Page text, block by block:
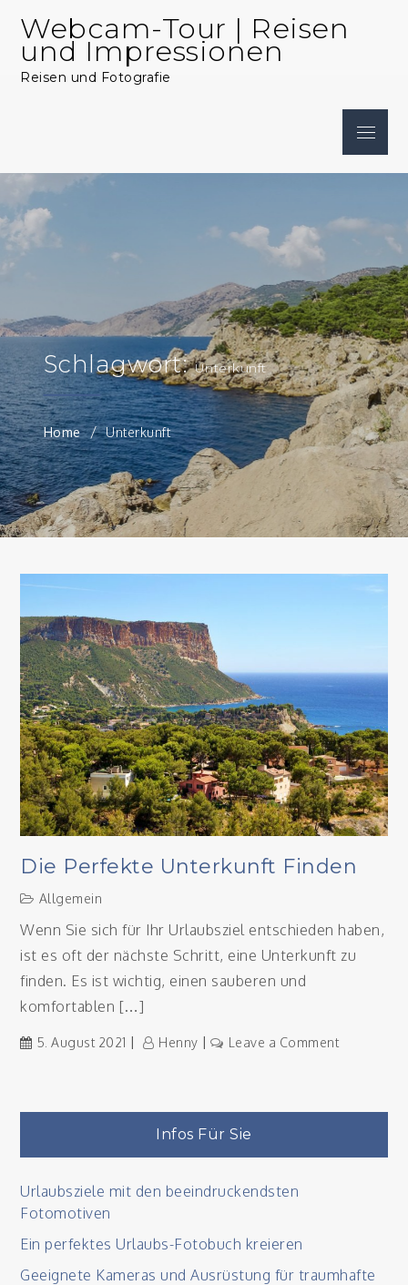
content
Webcam-Tour | Reisen
und Impressionen
Reisen und Fotografie
Menu
Schlagwort:Unterkunft
Home Unterkunft
Die Perfekte Unterkunft Finden
Allgemein
Wenn Sie sich für Ihr Urlaubsziel entschieden haben,
ist es oft der nächste Schritt, eine Unterkunft zu
finden. Es ist wichtig, einen sauberen und
komfortablen […]
5. August 2021 Henny Leave a Commenton
Infos Für Sie
Urlaubsziele mit den beeindruckendsten
Fotomotiven
Ein perfektes Urlaubs-Fotobuch kreieren
Geeignete Kameras und Ausrüstung für traumhafte